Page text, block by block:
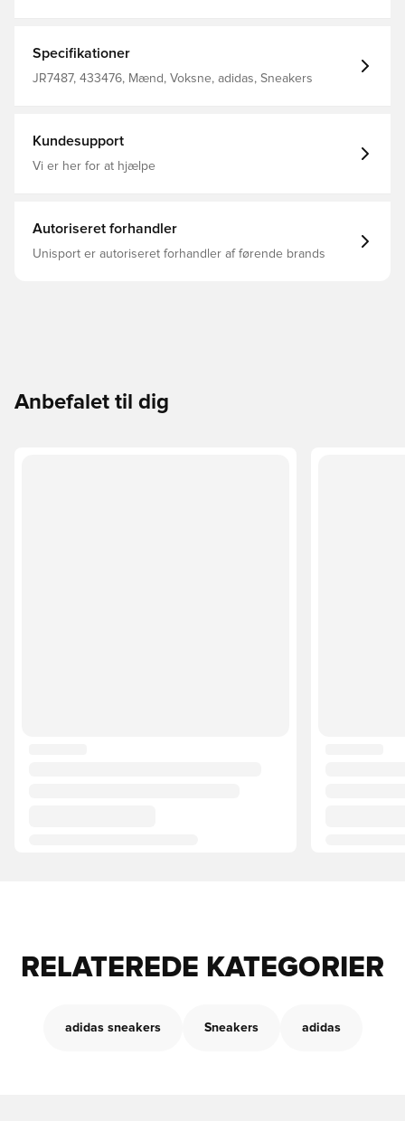
Nedenunder giver en EVA-mellemsål og en ydersål i
gummi støddæmpning og trækkraft i hvert skridt.
Almindelig pasform Snørelukning Overdel i læder og
Specifikationer
JR7487, 433476, Mænd, Voksne, adidas, Sneakers
Kundesupport
Vi er her for at hjælpe
Autoriseret forhandler
Unisport er autoriseret forhandler af førende brands
Anbefalet til dig
RELATEREDE KATEGORIER
adidas sneakers Sneakers adidas